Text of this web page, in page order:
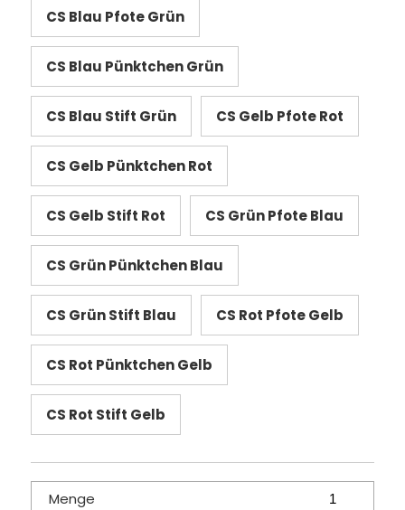
CS Blau Pfote Grün
CS Blau Pünktchen Grün
CS Blau Stift Grün CS Gelb Pfote Rot
CS Gelb Pünktchen Rot
CS Gelb Stift Rot CS Grün Pfote Blau
CS Grün Pünktchen Blau
CS Grün Stift Blau CS Rot Pfote Gelb
CS Rot Pünktchen Gelb
CS Rot Stift Gelb
Menge